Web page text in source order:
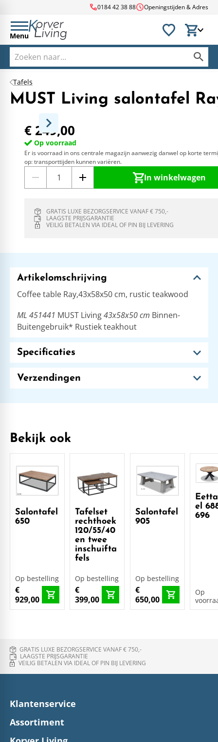
call0184 42 38 88scheduleOpeningstijden & Adres
Menu
Tafels
MUST Living salontafel
€ 249,00
Op voorraad
Er is voorraad in ons centrale magazijn aanwezig danwel op korte
op: transporttijden kunnen variëren.
In winkelwagen
GRATIS LUXE BEZORGSERVICE VANAF € 750,-
LAAGSTE PRIJSGARANTIE
VEILIG BETALEN VIA IDEAL OF PIN BIJ LEVERING
Artikelomschrijving
Coffee table Ray,43x58x50 cm, rustic teakwood
ML 451441 MUST Living43x58x50 cm Binnen-
Buitengebruik* Rustiek teakhout
Specificaties
Verzendingen
Bekijk ook
Salontafel
650
Op bestelling
€
929,00
Tafelset
rechthoek
120/55/40
en twee
inschuifta
fels
Op bestelling
€
399,00
Salontafel
905
Op bestelling
€
650,00
el
696
Op
GRATIS LUXE BEZORGSERVICE VANAF € 750,-
LAAGSTE PRIJSGARANTIE
VEILIG BETALEN VIA IDEAL OF PIN BIJ LEVERING
Klantenservice
Assortiment